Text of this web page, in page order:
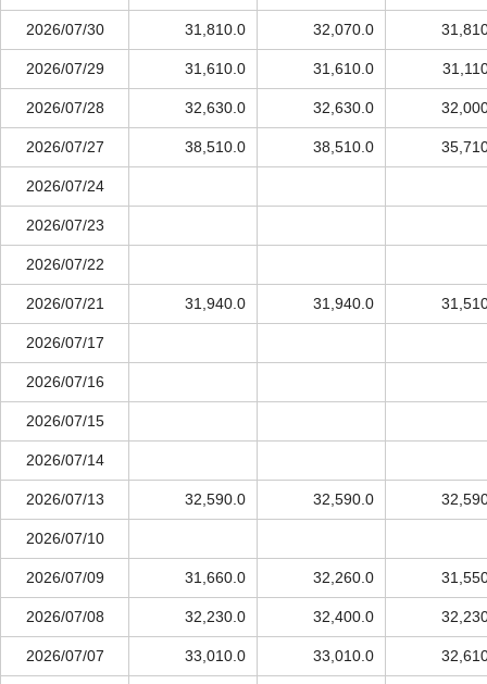
2026/07/30 31,810.0 32,070.0
2026/07/29 31,610.0 31,610.0
2026/07/28 32,630.0 32,630.0
2026/07/27 38,510.0 38,510.0
2026/07/24
2026/07/23
2026/07/22
2026/07/21 31,940.0 31,940.0
2026/07/17
2026/07/16
2026/07/15
2026/07/14
2026/07/13 32,590.0 32,590.0
2026/07/10
2026/07/09 31,660.0 32,260.0
2026/07/08 32,230.0 32,400.0
2026/07/07 33,010.0 33,010.0